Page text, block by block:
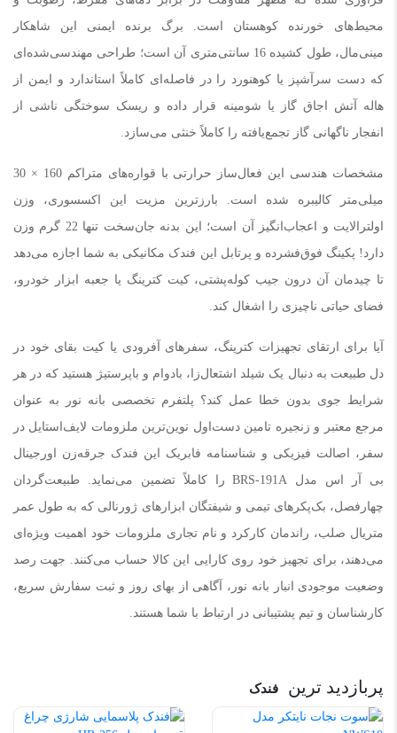
محیط‌های خورنده کوهستان است. برگ برنده ایمنی این شاهکار
مینی‌مال، طول کشیده 16 سانتی‌متری آن است؛ طراحی مهندسی‌شده‌ای
که دست سرآشپز یا کوهنورد را در فاصله‌ای کاملاً استاندارد و ایمن از
هاله آتش اجاق گاز یا شومینه قرار داده و ریسک سوختگی ناشی از
انفجار ناگهانی گاز تجمع‌یافته را کاملاً خنثی می‌سازد.
مشخصات هندسی این فعال‌ساز حرارتی با قواره‌های متراکم 160 × 30
میلی‌متر کالیبره شده است. بارزترین مزیت این اکسسوری، وزن
اولترالایت و اعجاب‌انگیز آن است؛ این بدنه جان‌سخت تنها 22 گرم وزن
دارد! پکینگ فوق‌فشرده و پرتابل این فندک مکانیکی به شما اجازه می‌دهد
تا چیدمان آن درون جیب کوله‌پشتی، کیت کترینگ یا جعبه ابزار خودرو،
فضای حیاتی ناچیزی را اشغال کند.
آیا برای ارتقای تجهیزات کترینگ، سفرهای آفرودی یا کیت بقای خود در
دل طبیعت به دنبال یک شیلد اشتعال‌زا، بادوام و باپرستیژ هستید که در هر
شرایط جوی بدون خطا عمل کند؟ پلتفرم تخصصی بانه نور به عنوان
مرجع معتبر و زنجیره تامین دست‌اول نوین‌ترین ملزومات لایف‌استایل در
سفر، اصالت فیزیکی و شناسنامه فابریک این فندک جرقه‌زن اورجینال
بی آر اس مدل BRS-191A را کاملاً تضمین می‌نماید. طبیعت‌گردان
چهارفصل، بک‌پکرهای تیمی و شیفتگان ابزارهای ژورنالی که به طول عمر
متریال صلب، راندمان کارکرد و نام تجاری ملزومات خود اهمیت ویژه‌ای
می‌دهند، برای تجهیز خود روی کارایی این کالا حساب می‌کنند. جهت رصد
وضعیت موجودی انبار بانه نور، آگاهی از بهای روز و ثبت سفارش سریع،
کارشناسان و تیم پشتیبانی در ارتباط با شما هستند.
پربازدید ترین فندک